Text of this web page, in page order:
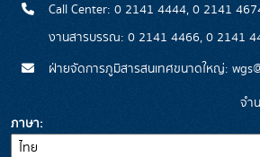
Call Center: 0 2141 4444, 0 2141
งานสารบรรณ: 0 2141 4466, 0 2141
ฝ่ายจัดการภูมิสารสนเทศขนาดใหญ่:
จำ
ภาษา